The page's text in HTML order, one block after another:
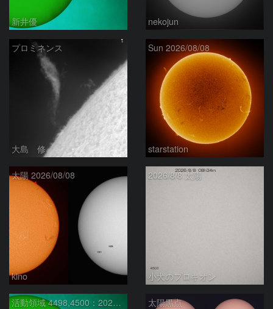
新井優 nekojun
プロミネンス
大島 修
Sun 2026/08/08
starstation
太陽 2026/08/08
kino
2026/8/8 太陽
小犬のプロキオン
活動領域 4498,4500：2026/08/08 太陽黒点